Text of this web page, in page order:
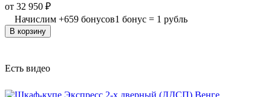
от 32 950 ₽
Начислим +659 бонусов1 бонус = 1 рубль
В корзину
Есть видео